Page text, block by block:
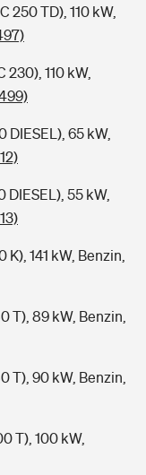
250 TD), 110 kW,
110 kW,
65 kW,
55 kW,
141 kW, Benzin,
T), 89 kW, Benzin,
T), 90 kW, Benzin,
T), 100 kW,